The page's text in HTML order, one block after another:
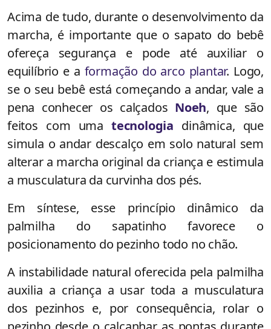
Acima de tudo, durante o desenvolvimento da
marcha, é importante que o sapato do bebê
ofereça segurança e pode até auxiliar o
equilíbrio e a formação do arco plantar. Logo,
se o seu bebê está começando a andar, vale a
pena conhecer os calçados Noeh, que são
feitos com umatecnologia dinâmica, que
simula o andar descalço em solo natural sem
alterar a marcha original da criança e estimula
a musculatura da curvinha dos pés.
Em síntese, esse princípio dinâmico da
palmilha do sapatinho favorece o
posicionamento do pezinho todo no chão.
A instabilidade natural oferecida pela palmilha
auxilia a criança a usar toda a musculatura
dos pezinhos e, por consequência, rolar o